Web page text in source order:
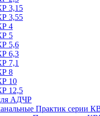
3,15
3,55
4
5
5,6
6,3
7,1
8
10
12,5
АДЧР
Практик серии